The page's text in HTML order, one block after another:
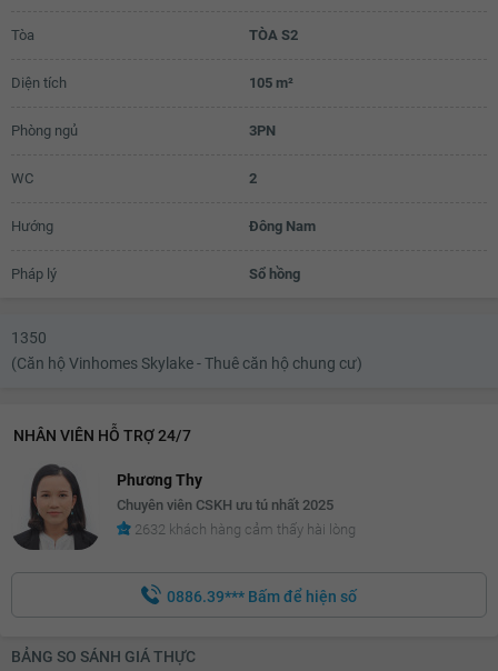
Tòa TÒA S2
Diện tích 105 m²
Phòng ngủ 3PN
WC 2
Hướng Đông Nam
Pháp lý Sổ hồng
1350
(Căn hộ Vinhomes Skylake - Thuê căn hộ chung cư)
NHÂN VIÊN HỖ TRỢ 24/7
Phương Thy
Chuyên viên CSKH ưu tú nhất 2025
2632 khách hàng cảm thấy hài lòng
0886.39*** Bấm để hiện số
BẢNG SO SÁNH GIÁ THỰC